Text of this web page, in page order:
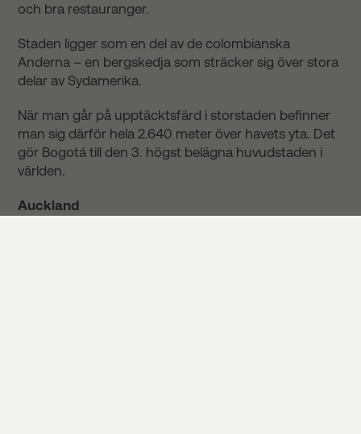
och bra restauranger.
Staden ligger som en del av de colombianska
Anderna – en bergskedja som sträcker sig över stora
delar av Sydamerika.
När man går på upptäcktsfärd i storstaden befinner
man sig därför hela 2.640 meter över havets yta. Det
gör Bogotá till den 3. högst belägna huvudstaden i
världen.
Auckland